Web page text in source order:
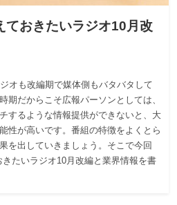
ておきたいラジオ10月改
オも改編期で媒体側もバタバタして
期だからこそ広報パーソンとしては、
するような情報提供ができないと、大
性が高いです。番組の特徴をよくとら
を出していきましょう。そこで今回
たいラジオ10月改編と業界情報を書